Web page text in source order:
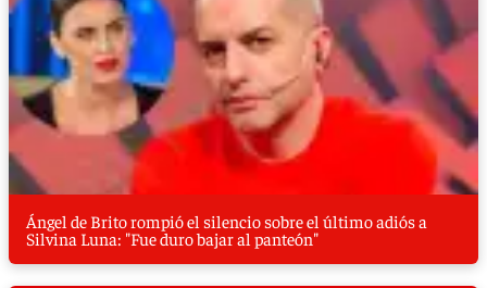
Ángel de Brito rompió el silencio sobre el último adiós a
Silvina Luna: "Fue duro bajar al panteón"